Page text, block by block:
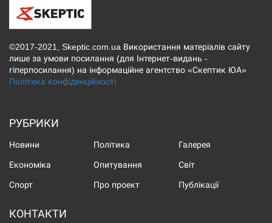
©2017-2021, Skeptic.com.ua Використання матеріалів сайту
лише за умови посилання (для Інтернет-видань -
гіперпосилання) на інформаційне агентство «Скептик ЮА»
Політика конфіденційності
РУБРИКИ
Новини Політика Галерея
Економіка Опитування Світ
Спорт Про проект Публікації
КОНТАКТИ